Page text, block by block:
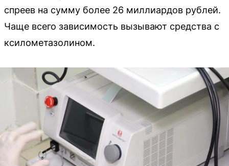
спреев на сумму более 26 миллиардов рублей.
Чаще всего зависимость вызывают средства с
ксилометазолином.